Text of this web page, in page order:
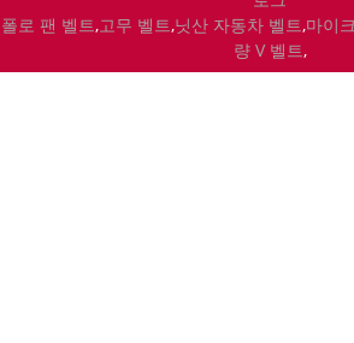
폴로 팬 벨트,고무 벨트,닛산 자동차 벨트,마이
량 V 벨트,